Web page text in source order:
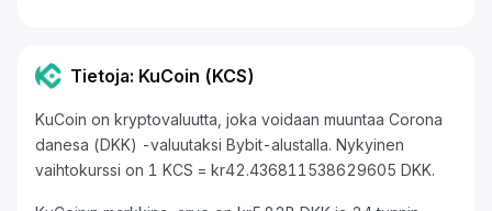
Tietoja: KuCoin (KCS)
KuCoin on kryptovaluutta, joka voidaan muuntaa Corona
danesa (DKK) -valuutaksi Bybit-alustalla. Nykyinen
vaihtokurssi on 1 KCS = kr42.436811538629605 DKK.